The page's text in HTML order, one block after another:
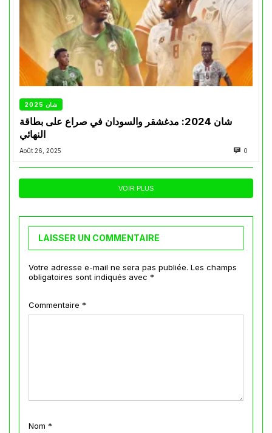
شان 2025
شان 2024: مدغشقر والسودان في صراع على بطاقة
النهائي
Août 26, 2025 0
VOIR PLUS
LAISSER UN COMMENTAIRE
Votre adresse e-mail ne sera pas publiée. Les champs
obligatoires sont indiqués avec *
Commentaire *
Nom *